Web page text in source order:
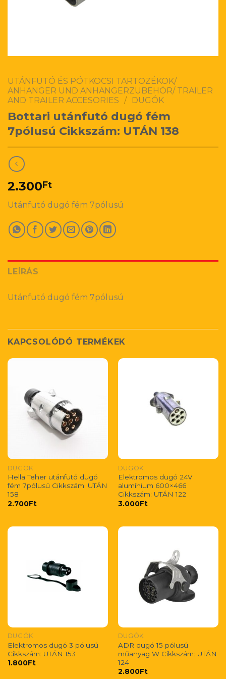
UTÁNFUTÓ ÉS PÓTKOCSI TARTOZÉKOK/
ANHANGER UND ANHANGERZUBEHÖR/ TRAILER
AND TRAILER ACCESORIES / DUGÓK
Bottari utánfutó dugó fém
7pólusú Cikkszám: UTÁN 138
2.300Ft
Utánfutó dugó fém 7pólusú
LEÍRÁS
Utánfutó dugó fém 7pólusú
KAPCSOLÓDÓ TERMÉKEK
DUGÓK
Hella Teher utánfutó dugó
fém 7pólusú Cikkszám: UTÁN
158
2.700Ft
DUGÓK
Elektromos dugó 24V
alumínium 600×466
Cikkszám: UTÁN 122
3.000Ft
DUGÓK
Elektromos dugó 3 pólusú
Cikkszám: UTÁN 153
1.800Ft
DUGÓK
ADR dugó 15 pólusú
műanyag W Cikkszám: UTÁN
124
2.800Ft